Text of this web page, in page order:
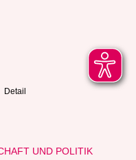
Detail
UND POLITIK